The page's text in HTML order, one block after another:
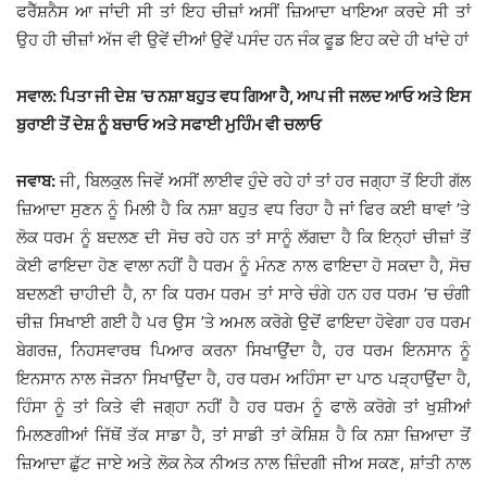
ਫਰੈੱਸ਼ਨੈਸ ਆ ਜਾਂਦੀ ਸੀ ਤਾਂ ਇਹ ਚੀਜ਼ਾਂ ਅਸੀਂ ਜ਼ਿਆਦਾ ਖਾਇਆ ਕਰਦੇ ਸੀ ਤਾਂ
ਉਹ ਹੀ ਚੀਜ਼ਾਂ ਅੱਜ ਵੀ ਉਵੇਂ ਦੀਆਂ ਉਵੇਂ ਪਸੰਦ ਹਨ ਜੰਕ ਫੂਡ ਇਹ ਕਦੇ ਹੀ ਖਾਂਦੇ ਹਾਂ
ਸਵਾਲ: ਪਿਤਾ ਜੀ ਦੇਸ਼ ’ਚ ਨਸ਼ਾ ਬਹੁਤ ਵਧ ਗਿਆ ਹੈ, ਆਪ ਜੀ ਜਲਦ ਆਓ ਅਤੇ ਇਸ
ਬੁਰਾਈ ਤੋਂ ਦੇਸ਼ ਨੂੰ ਬਚਾਓ ਅਤੇ ਸਫਾਈ ਮੁਹਿੰਮ ਵੀ ਚਲਾਓ
ਜਵਾਬ: ਜੀ, ਬਿਲਕੁਲ ਜਿਵੇਂ ਅਸੀਂ ਲਾਈਵ ਹੁੰਦੇ ਰਹੇ ਹਾਂ ਤਾਂ ਹਰ ਜਗ੍ਹਾ ਤੋਂ ਇਹੀ ਗੱਲ
ਜ਼ਿਆਦਾ ਸੁਣਨ ਨੂੰ ਮਿਲੀ ਹੈ ਕਿ ਨਸ਼ਾ ਬਹੁਤ ਵਧ ਰਿਹਾ ਹੈ ਜਾਂ ਫਿਰ ਕਈ ਥਾਵਾਂ ’ਤੇ
ਲੋਕ ਧਰਮ ਨੂੰ ਬਦਲਣ ਦੀ ਸੋਚ ਰਹੇ ਹਨ ਤਾਂ ਸਾਨੂੰ ਲੱਗਦਾ ਹੈ ਕਿ ਇਨ੍ਹਾਂ ਚੀਜ਼ਾਂ ਤੋਂ
ਕੋਈ ਫਾਇਦਾ ਹੋਣ ਵਾਲਾ ਨਹੀਂ ਹੈ ਧਰਮ ਨੂੰ ਮੰਨਣ ਨਾਲ ਫਾਇਦਾ ਹੋ ਸਕਦਾ ਹੈ, ਸੋਚ
ਬਦਲਣੀ ਚਾਹੀਦੀ ਹੈ, ਨਾ ਕਿ ਧਰਮ ਧਰਮ ਤਾਂ ਸਾਰੇ ਚੰਗੇ ਹਨ ਹਰ ਧਰਮ ’ਚ ਚੰਗੀ
ਚੀਜ਼ ਸਿਖਾਈ ਗਈ ਹੈ ਪਰ ਉਸ ’ਤੇ ਅਮਲ ਕਰੋਗੇ ਉਦੋਂ ਫਾਇਦਾ ਹੋਵੇਗਾ ਹਰ ਧਰਮ
ਬੇਗਰਜ਼, ਨਿਹਸਵਾਰਥ ਪਿਆਰ ਕਰਨਾ ਸਿਖਾਉਂਦਾ ਹੈ, ਹਰ ਧਰਮ ਇਨਸਾਨ ਨੂੰ
ਇਨਸਾਨ ਨਾਲ ਜੋੜਨਾ ਸਿਖਾਉਂਦਾ ਹੈ, ਹਰ ਧਰਮ ਅਹਿੰਸਾ ਦਾ ਪਾਠ ਪੜ੍ਹਾਉਂਦਾ ਹੈ,
ਹਿੰਸਾ ਨੂੰ ਤਾਂ ਕਿਤੇ ਵੀ ਜਗ੍ਹਾ ਨਹੀਂ ਹੈ ਹਰ ਧਰਮ ਨੂੰ ਫਾਲੋ ਕਰੋਗੇ ਤਾਂ ਖੁਸ਼ੀਆਂ
ਮਿਲਣਗੀਆਂ ਜਿੱਥੋਂ ਤੱਕ ਸਾਡਾ ਹੈ, ਤਾਂ ਸਾਡੀ ਤਾਂ ਕੋਸ਼ਿਸ਼ ਹੈ ਕਿ ਨਸ਼ਾ ਜ਼ਿਆਦਾ ਤੋਂ
ਜ਼ਿਆਦਾ ਛੁੱਟ ਜਾਏ ਅਤੇ ਲੋਕ ਨੇਕ ਨੀਅਤ ਨਾਲ ਜ਼ਿੰਦਗੀ ਜੀਅ ਸਕਣ, ਸ਼ਾਂਤੀ ਨਾਲ